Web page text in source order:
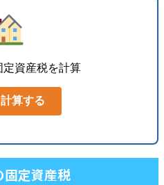
定資産税を計算
計算する
固定資産税